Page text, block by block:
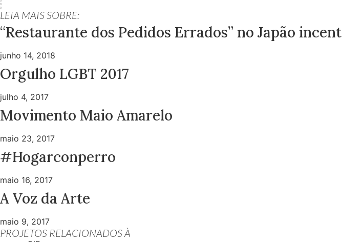
LEIA MAIS SOBRE:
“Restaurante dos Pedidos Errados” no Japão
junho 14, 2018
Orgulho LGBT 2017
julho 4, 2017
Movimento Maio Amarelo
maio 23, 2017
#Hogarconperro
maio 16, 2017
A Voz da Arte
maio 9, 2017
PROJETOS RELACIONADOS À